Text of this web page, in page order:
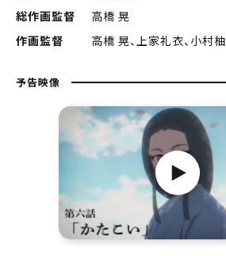
総作画監督
高橋 晃
作画監督
高橋 晃、上家礼衣、小村
予告映像